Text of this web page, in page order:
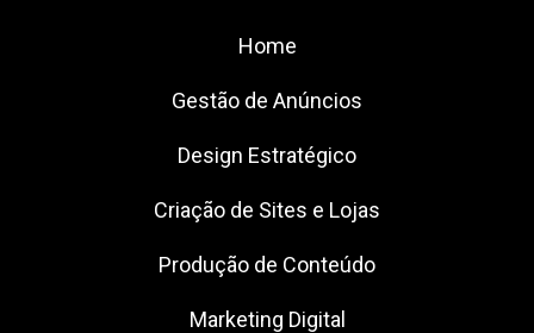
Home
Gestão de Anúncios
Design Estratégico
Criação de Sites e Lojas
Produção de Conteúdo
Marketing Digital